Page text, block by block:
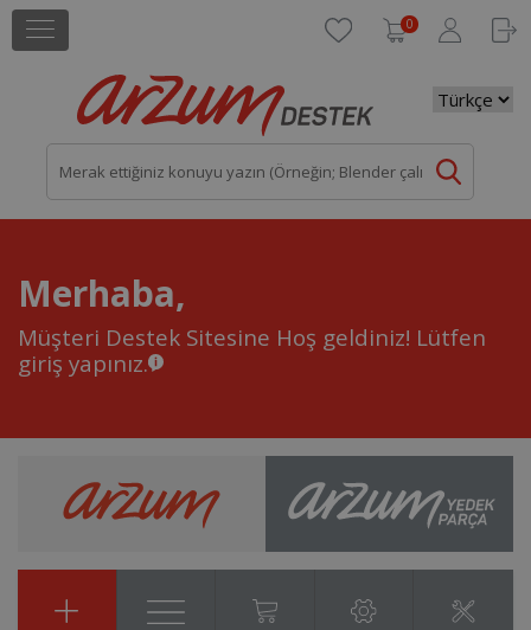
0
Merhaba,
Müşteri Destek Sitesine Hoş geldiniz! Lütfen
giriş yapınız.